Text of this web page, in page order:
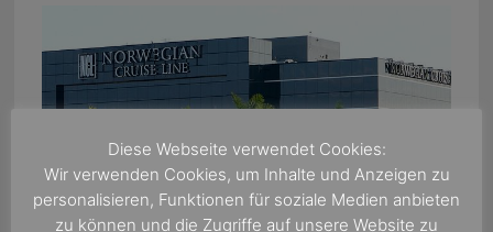
Diese Webseite verwendet Cookies:
Wir verwenden Cookies, um Inhalte und Anzeigen zu
personalisieren, Funktionen für soziale Medien anbieten
zu können und die Zugriffe auf unsere Website zu